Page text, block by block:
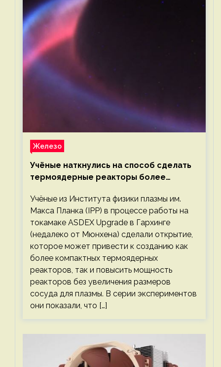
Железо
Учёные наткнулись на способ сделать
термоядерные реакторы более
Учёные из Института физики плазмы им.
Макса Планка (IPP) в процессе работы на
токамаке ASDEX Upgrade в Гархинге
(недалеко от Мюнхена) сделали открытие,
которое может привести к созданию как
более компактных термоядерных
реакторов, так и повысить мощность
реакторов без увеличения размеров
сосуда для плазмы. В серии экспериментов
они показали, что […]